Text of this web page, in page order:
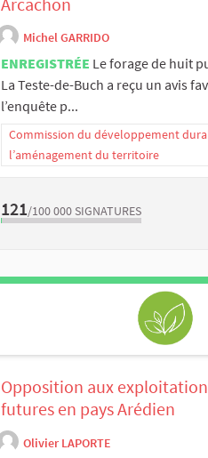
Michel GARRIDO
ENREGISTRÉE Le forage de huit
La Teste-de-Buch a reçu un avis
l’enquête p...
Commission du développement
l’aménagement du territoire
121/100 000 SIGNATURES
Opposition aux
futures en pays Arédien
Olivier LAPORTE